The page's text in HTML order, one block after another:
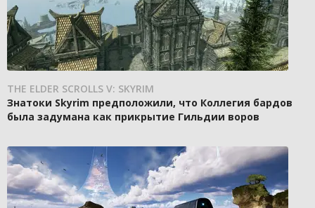
THE ELDER SCROLLS V: SKYRIM
Знатоки Skyrim предположили, что Коллегия бардов
была задумана как прикрытие Гильдии воров